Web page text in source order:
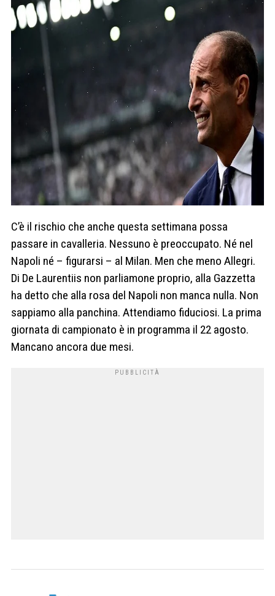
C’è il rischio che anche questa settimana possa
passare in cavalleria. Nessuno è preoccupato. Né nel
Napoli né – figurarsi – al Milan. Men che meno Allegri.
Di De Laurentiis non parliamone proprio, alla Gazzetta
ha detto che alla rosa del Napoli non manca nulla. Non
sappiamo alla panchina. Attendiamo fiduciosi. La prima
giornata di campionato è in programma il 22 agosto.
Mancano ancora due mesi.